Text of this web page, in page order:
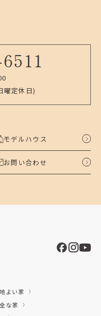
曜定休日)
モデルハウス
お問い合わせ
よい家
な家